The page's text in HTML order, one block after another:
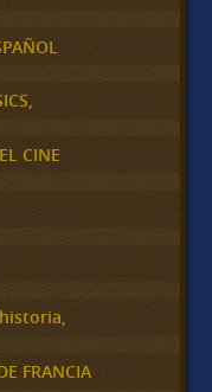
CINE
FRANCIA